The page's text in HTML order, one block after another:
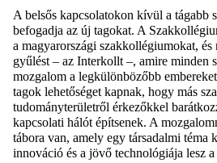
A belsős kapcsolatokon kívül a tágabb
befogadja az új tagokat. A
a magyarországi szakkollégiumokat, és
gyűlést – az Interkollt –, amire minden
mozgalom a legkülönbözőbb
tagok lehetőséget kapnak, hogy más
tudományterületről érkezőkkel
kapcsolati hálót építsenek. A
tábora van, amely egy társadalmi téma
innováció és a jövő technológiája lesz